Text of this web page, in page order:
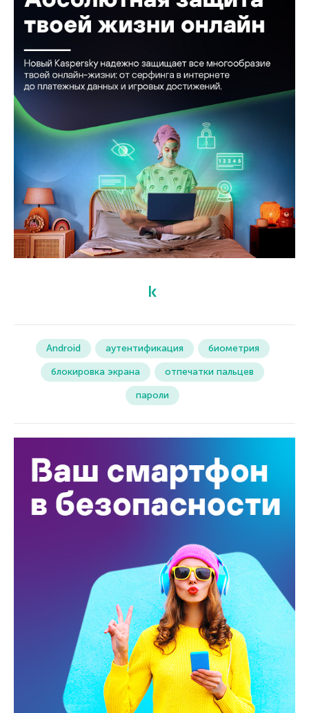
Android аутентификация
биометрия
блокировка экрана
отпечатки пальцев
пароли